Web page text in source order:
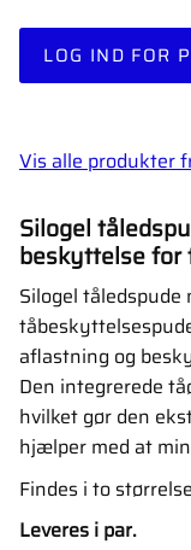
LOG IND FOR
Vis alle produkter
Silogel
beskyttelse for
Silogel tåledspude
aflastning og
Den integrerede
hvilket gør den
hjælper med at
Findes i to
Leveres i par.